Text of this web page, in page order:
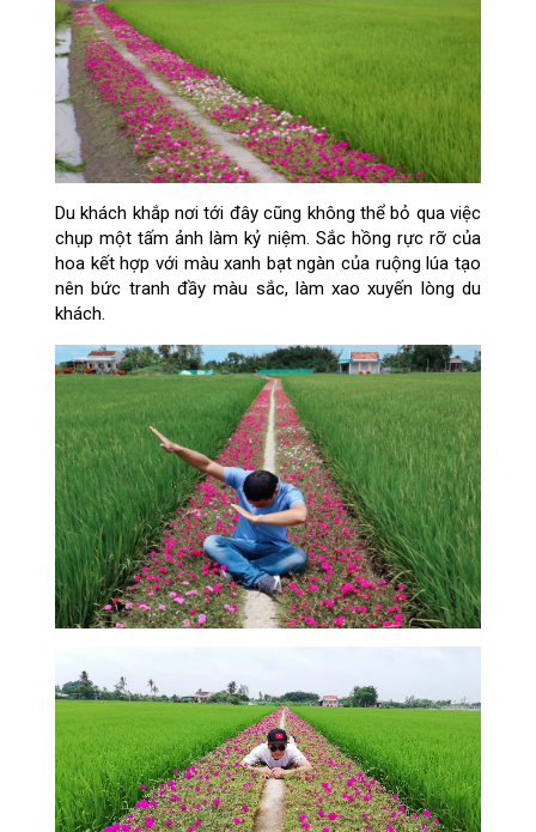
Du khách khắp nơi tới đây cũng không thể bỏ qua việc
chụp một tấm ảnh làm kỷ niệm. Sắc hồng rực rỡ của
hoa kết hợp với màu xanh bạt ngàn của ruộng lúa tạo
nên bức tranh đầy màu sắc, làm xao xuyến lòng du
khách.